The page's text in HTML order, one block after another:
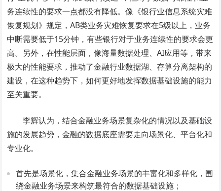
务连续性的要求一点都没有降低。像《银行业信息系统灾难
恢复规划》规定，AB类业务灾难恢复要求在5级以上，业务
中断需要低于15分钟，有些银行对于业务连续性的要求会更
高。另外，在性能层面，像海量数据处理、AI应用等，带来
极大的性能要求，推动了金融行业数据湖、存算分离架构的
建设，在这种趋势下，如何更好地发挥数据基础设施的能力
至关重要。
李辉认为，结合金融业务场景复杂化的情况以及基础设
施的发展趋势，金融的数据底座需要走向场景化、平台化和
专业化。
首先是场景化，集合金融业务场景的丰富化和多样化，围
绕金融业务场景来构筑最符合的数据基础设施；